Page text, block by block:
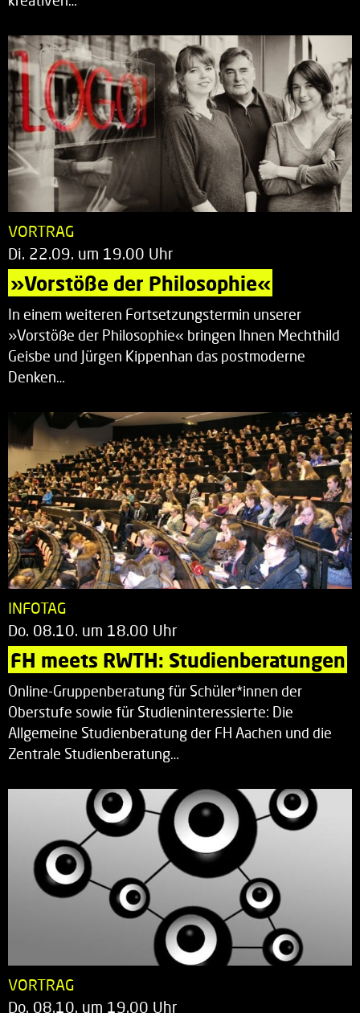
VORTRAG
Di. 22.09. um 19.00 Uhr
»Vorstöße der Philosophie«
In einem weiteren Fortsetzungstermin unserer
»Vorstöße der Philosophie« bringen Ihnen Mechthild
Geisbe und Jürgen Kippenhan das postmoderne
Denken…
INFOTAG
Do. 08.10. um 18.00 Uhr
FH meets RWTH: Studienberatungen
Online-Gruppenberatung für Schüler*innen der
Oberstufe sowie für Studieninteressierte: Die
Allgemeine Studienberatung der FH Aachen und die
Zentrale Studienberatung…
VORTRAG
Do. 08.10. um 19.00 Uhr